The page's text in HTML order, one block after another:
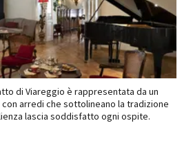
di Viareggio è rappresentata da un
arredi che sottolineano la tradizione
lascia soddisfatto ogni ospite.